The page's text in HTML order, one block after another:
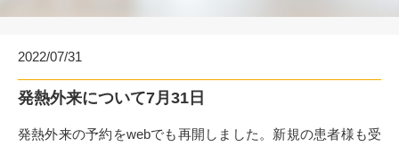
i
2022/07/31
発熱外来について7月31日
発熱外来の予約をwebでも再開しました。新規の患者様も受